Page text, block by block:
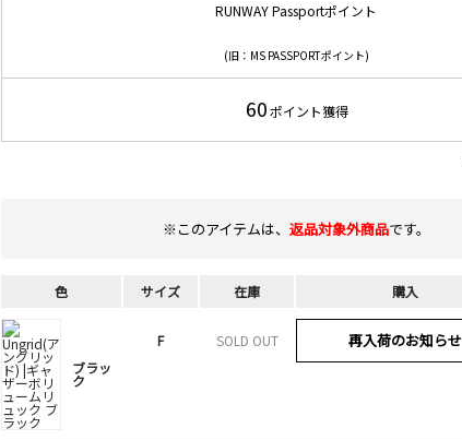
RUNWAY Passportポイント
(旧：MS PASSPORTポイント)
60ポイント獲得
※このアイテムは、 返品対象外商品です。
色 サイズ 在庫 購入
ブラッ
ク
F SOLD OUT 再入荷のお知らせ